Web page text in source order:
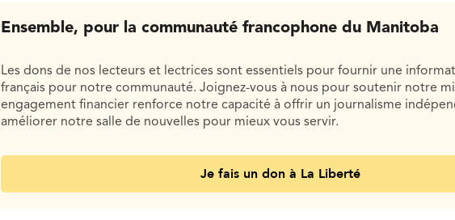
Ensemble, pour la communauté francophone du Manitoba
Les dons de nos lecteurs et lectrices sont essentiels pour fournir une
français pour notre communauté. Joignez-vous à nous pour soutenir notre
engagement financier renforce notre capacité à offrir un journalisme
améliorer notre salle de nouvelles pour mieux vous servir.
Je fais un don à La Liberté